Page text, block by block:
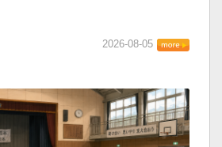
2026-08-05